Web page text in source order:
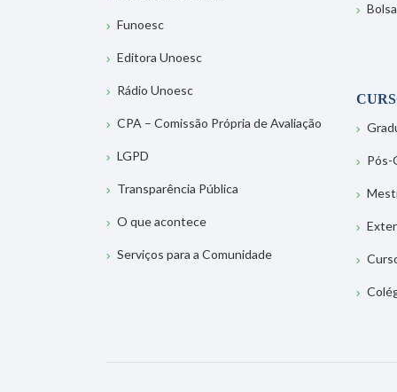
Funoesc
Editora Unoesc
Rádio Unoesc
CPA – Comissão Própria de Avaliação
LGPD
Transparência Pública
O que acontece
Serviços para a Comunidade
Pós-